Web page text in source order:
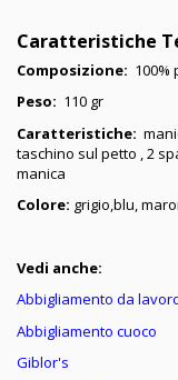
Caratteristiche
Composizione: 100%
Peso: 110 gr
Caratteristiche:
taschino sul petto , 2
manica
Colore: grigio,blu,
Vedi anche:
Abbigliamento da
Abbigliamento cuoco
Giblor's